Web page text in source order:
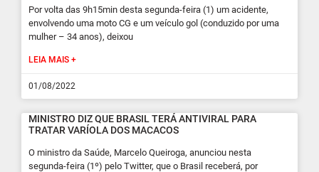
Por volta das 9h15min desta segunda-feira (1) um acidente,
envolvendo uma moto CG e um veículo gol (conduzido por uma
mulher – 34 anos), deixou
LEIA MAIS +
01/08/2022
MINISTRO DIZ QUE BRASIL TERÁ ANTIVIRAL PARA
TRATAR VARÍOLA DOS MACACOS
O ministro da Saúde, Marcelo Queiroga, anunciou nesta
segunda-feira (1º) pelo Twitter, que o Brasil receberá, por